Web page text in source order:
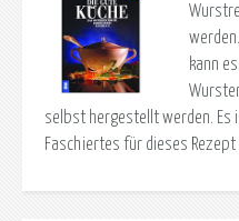
kann
selbst hergestellt werden. Es
Faschiertes für dieses Rezept